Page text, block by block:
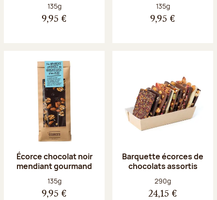
Poids net :
135g
9,95 €
Poids net :
135g
9,95 €
Écorce chocolat noir
mendiant gourmand
Poids net :
135g
9,95 €
Barquette écorces de
chocolats assortis
Poids net :
290g
24,15 €